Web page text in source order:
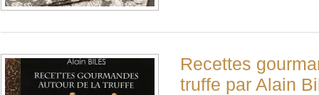
Recettes
truffe par Alain